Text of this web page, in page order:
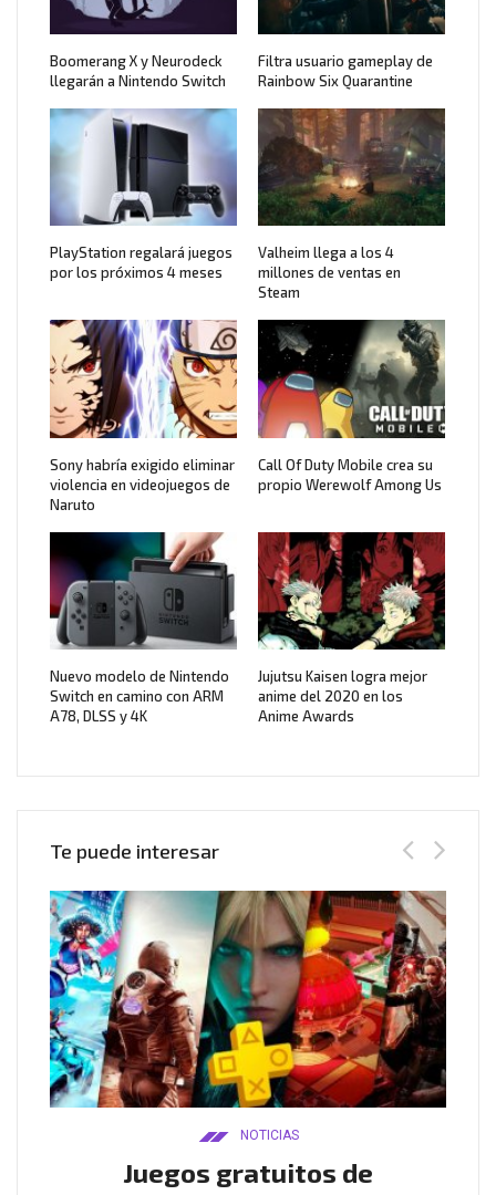
Boomerang X y Neurodeck
llegarán a Nintendo Switch
Filtra usuario gameplay de
Rainbow Six Quarantine
PlayStation regalará juegos
por los próximos 4 meses
Valheim llega a los 4
millones de ventas en
Steam
Sony habría exigido eliminar
violencia en videojuegos de
Naruto
Call Of Duty Mobile crea su
propio Werewolf Among Us
Nuevo modelo de Nintendo
Switch en camino con ARM
A78, DLSS y 4K
Jujutsu Kaisen logra mejor
anime del 2020 en los
Anime Awards
Te puede interesar
NOTICIAS
Juegos gratuitos de